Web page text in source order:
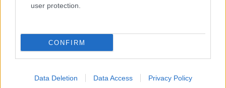
user protection.
CONFIRM
Data Deletion Data Access Privacy Policy
Ποιά είναι η νέα σχολική αργία που
08/08/2026 - 11:01 07/08/2026 -